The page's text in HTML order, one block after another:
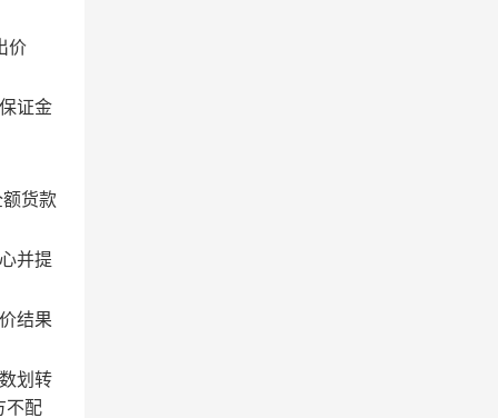
价
证金
货款
并提
结果
划转
不配